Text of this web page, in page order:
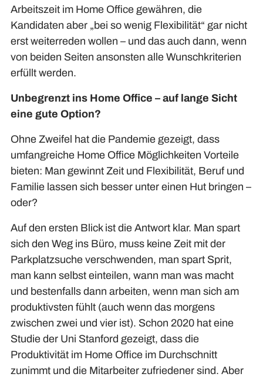
Arbeitszeit im Home Office gewähren, die
Kandidaten aber „bei so wenig Flexibilität“ gar nicht
erst weiterreden wollen – und das auch dann, wenn
von beiden Seiten ansonsten alle Wunschkriterien
erfüllt werden.
Unbegrenzt ins Home Office – auf lange Sicht
eine gute Option?
Ohne Zweifel hat die Pandemie gezeigt, dass
umfangreiche Home Office Möglichkeiten Vorteile
bieten: Man gewinnt Zeit und Flexibilität, Beruf und
Familie lassen sich besser unter einen Hut bringen –
oder?
Auf den ersten Blick ist die Antwort klar. Man spart
sich den Weg ins Büro, muss keine Zeit mit der
Parkplatzsuche verschwenden, man spart Sprit,
man kann selbst einteilen, wann man was macht
und bestenfalls dann arbeiten, wenn man sich am
produktivsten fühlt (auch wenn das morgens
zwischen zwei und vier ist). Schon 2020 hat eine
Studie der Uni Stanford gezeigt, dass die
Produktivität im Home Office im Durchschnitt
zunimmt und die Mitarbeiter zufriedener sind. Aber